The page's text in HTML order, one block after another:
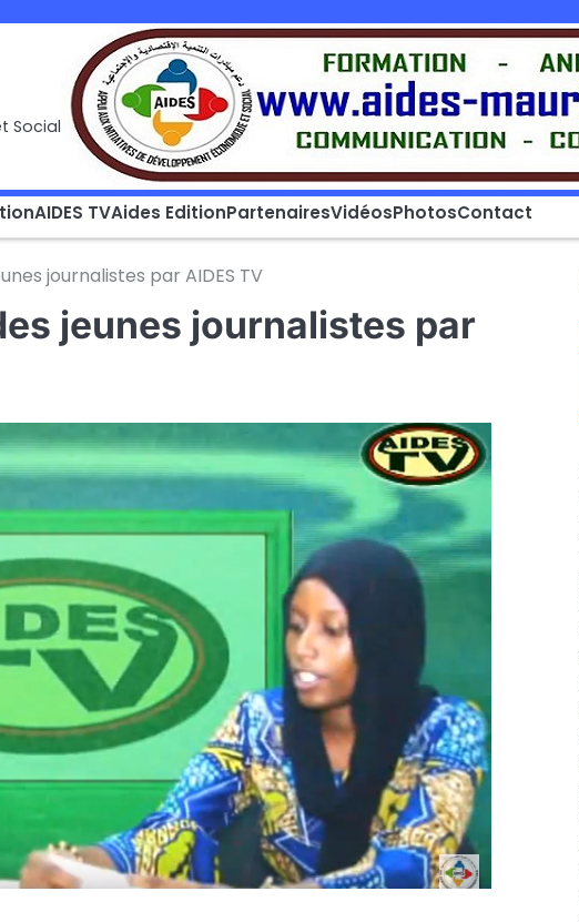
Social
AIDES TVAides EditionPartenairesVidéosPhotosContact
journalistes par AIDES TV
jeunes journalistes par